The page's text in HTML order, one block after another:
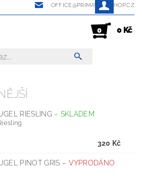
OFFICE@PRIMAWINESHOP.CZ
0 0 Kč
RIESLING – SKLADEM
320 Kč
PINOT GRIS – VYPRODÁNO